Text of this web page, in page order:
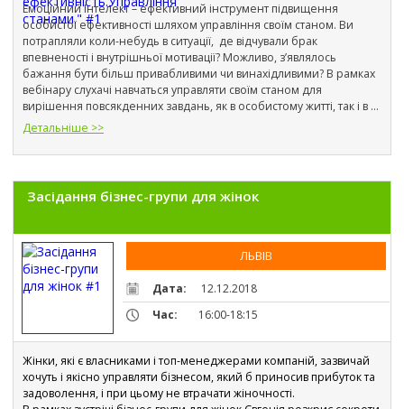
Емоційний Інтелект – ефективний інструмент підвищення
особистої ефективності шляхом управління своїм станом. Ви
потрапляли коли-небудь в ситуації,  де відчували брак
впевненості і внутрішньої мотивації? Можливо, з’являлось
бажання бути більш привабливими чи винахідливими? В рамках
вебінару слухачі навчаться управляти своїм станом для
вирішення повсякденних завдань, як в особистому житті, так і в
бізнесі.
Детальніше >>
Засідання бізнес-групи для жінок
ЛЬВІВ
Дата:
12.12.2018
Час:
16:00-18:15
Жінки, які є власниками і топ-менеджерами компаній, зазвичай
хочуть і якісно управляти бізнесом, який б приносив прибуток та
задоволення, і при цьому не втрачати жіночності.